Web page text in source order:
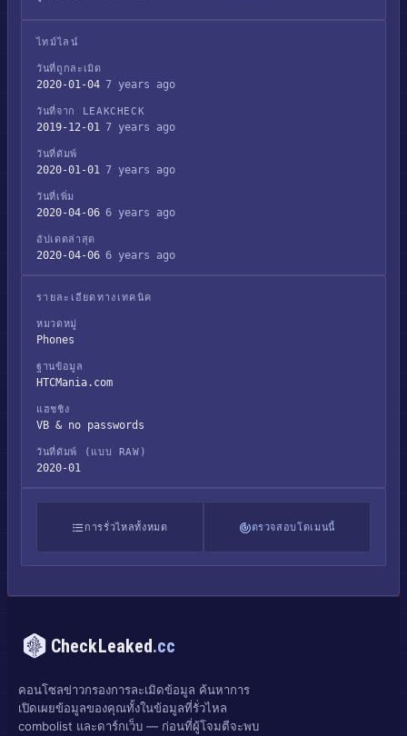
ไทม์ไลน์
วันที่ถูกละเมิด
2020-01-04 7 years ago
วันที่จาก LEAKCHECK
2019-12-01 7 years ago
วันที่ดัมพ์
2020-01-01 7 years ago
วันที่เพิ่ม
2020-04-06 6 years ago
อัปเดตล่าสุด
2020-04-06 6 years ago
รายละเอียดทางเทคนิค
หมวดหมู่
Phones
ฐานข้อมูล
HTCMania.com
แฮชชิง
VB & no passwords
วันที่ดัมพ์ (แบบ RAW)
2020-01
การรั่วไหลทั้งหมด ตรวจสอบโดเมนนี้
CheckLeaked.cc
คอนโซลข่าวกรองการละเมิดข้อมูล ค้นหาการ
เปิดเผยข้อมูลของคุณทั้งในข้อมูลที่รั่วไหล
combolist และดาร์กเว็บ — ก่อนที่ผู้โจมตีจะพบ